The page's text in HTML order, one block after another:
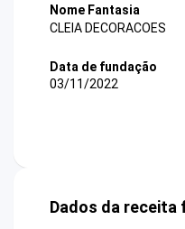
Nome Fantasia
CLEIA DECORACOES
Data de fundação
03/11/2022
Dados da receita